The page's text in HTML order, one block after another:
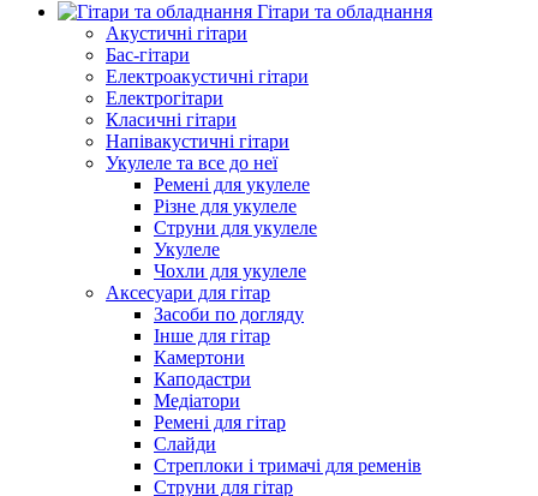
Гітари та обладнання
Акустичні гітари
Бас-гітари
Електроакустичні гітари
Електрогітари
Класичні гітари
Напівакустичні гітари
Укулеле та все до неї
Ремені для укулеле
Різне для укулеле
Струни для укулеле
Укулеле
Чохли для укулеле
Аксесуари для гітар
Засоби по догляду
Інше для гітар
Камертони
Каподастри
Медіатори
Ремені для гітар
Слайди
Стреплоки і тримачі для ременів
Струни для гітар